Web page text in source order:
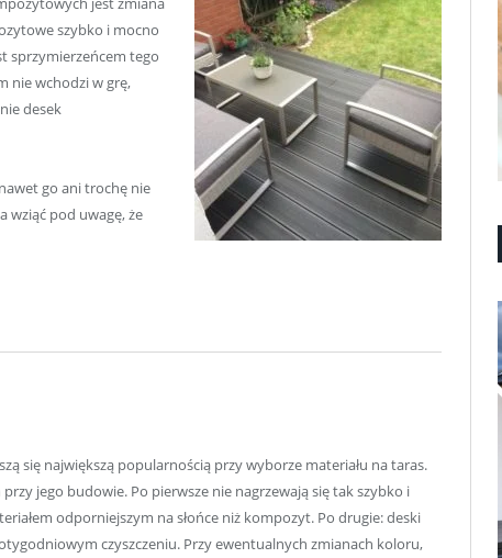
szybko i mocno
sprzymierzeńcem tego
nie wchodzi w grę,
desek
go ani trochę nie
wziąć pod uwagę, że
się największą popularnością przy wyborze materiału na taras.
jego budowie. Po pierwsze nie nagrzewają się tak szybko i
odporniejszym na słońce niż kompozyt. Po drugie: deski
czyszczeniu. Przy ewentualnych zmianach koloru,